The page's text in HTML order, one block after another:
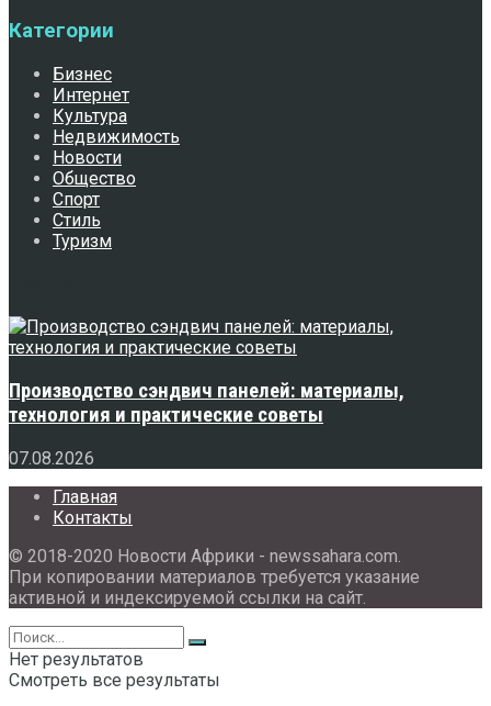
Категории
Бизнес
Интернет
Культура
Недвижимость
Новости
Общество
Спорт
Стиль
Туризм
Производство сэндвич панелей: материалы,
технология и практические советы
07.08.2026
Главная
Контакты
© 2018-2020 Новости Африки - newssahara.com.
При копировании материалов требуется указание
активной и индексируемой ссылки на сайт.
Нет результатов
Смотреть все результаты